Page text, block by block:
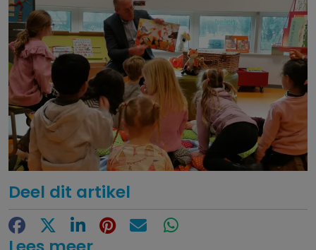
Deel dit artikel
Facebook LinkedInPinterestE-mailWhatsApp